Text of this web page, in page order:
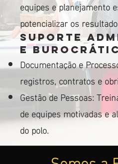
equipes e planejamento
potencializar os
Suporte
e
Documentação e
registros, contratos e
Gestão de Pessoas:
de equipes motivadas e
do polo.